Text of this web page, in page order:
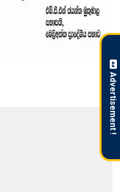
Advertisement !